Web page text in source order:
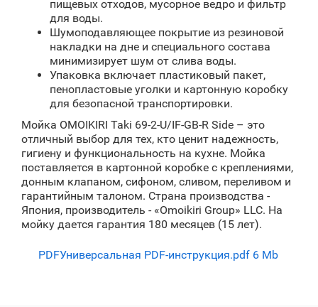
пищевых отходов, мусорное ведро и фильтр
для воды.
Шумоподавляющее покрытие из резиновой
накладки на дне и специального состава
минимизирует шум от слива воды.
Упаковка включает пластиковый пакет,
пенопластовые уголки и картонную коробку
для безопасной транспортировки.
Мойка OMOIKIRI Taki 69-2-U/IF-GB-R Side – это
отличный выбор для тех, кто ценит надежность,
гигиену и функциональность на кухне. Мойка
поставляется в картонной коробке с креплениями,
донным клапаном, сифоном, сливом, переливом и
гарантийным талоном. Страна производства -
Япония, производитель - «Omoikiri Group» LLC. На
мойку дается гарантия 180 месяцев (15 лет).
PDFУниверсальная PDF-инструкция.pdf 6 Mb